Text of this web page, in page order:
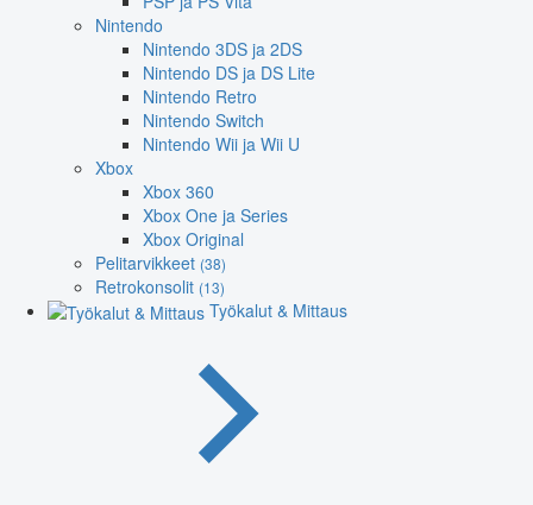
Nintendo
Nintendo 3DS ja 2DS
Nintendo DS ja DS Lite
Nintendo Retro
Nintendo Switch
Nintendo Wii ja Wii U
Xbox
Xbox 360
Xbox One ja Series
Xbox Original
Pelitarvikkeet (38)
Retrokonsolit (13)
Työkalut & Mittaus